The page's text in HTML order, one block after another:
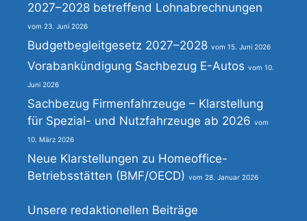
2027–2028 betreffend Lohnabrechnungen
23. Juni 2026
Budgetbegleitgesetz 2027–2028 15. Juni 2026
Vorabankündigung Sachbezug E-Autos 10.
Juni 2026
Sachbezug Firmenfahrzeuge – Klarstellung
für Spezial- und Nutzfahrzeuge ab 2026
10. März 2026
Neue Klarstellungen zu Homeoffice-
Betriebsstätten (BMF/OECD)
28. Januar 2026
Unsere redaktionellen Beiträge